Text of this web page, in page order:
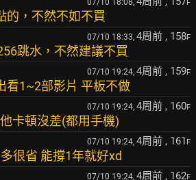
07/10 18:08, F
的，不然不如不買
07/10 18:33, 4周前 , 158F
跳水，不然建議不買
07/10 19:24, 4周前 , 159F
看1~2部影片 平板不做
07/10 19:24, 4周前 , 160F
卡頓沒差(都用手機)
07/10 19:24, 4周前 , 161 F
很省 能撐1年就好xd
07/10 19:24, 4周前 , 162F